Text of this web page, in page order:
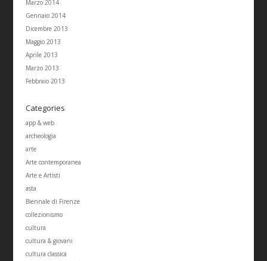
Marzo 2014
Gennaio 2014
Dicembre 2013
Maggio 2013
Aprile 2013
Marzo 2013
Febbraio 2013
Categories
app & web
archeologia
arte
Arte contemporanea
Arte e Artisti
asta
Biennale di Firenze
collezionismo
cultura
cultura & giovani
cultura classica